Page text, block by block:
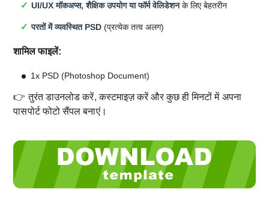
UI/UX मॉकअप्स, शैक्षिक उपयोग या फॉर्म वेलिडेशनके लिए बेहतरीन
परतों में व्यवस्थित PSD (प्रत्येक तत्व अलग)
शामिल फाइलें:
1x PSD (Photoshop Document)
👉 तुरंत डाउनलोड करें, कस्टमाइज़ करें और कुछ ही मिनटों में अपना
पासपोर्ट फोटो सैंपल बनाएं।